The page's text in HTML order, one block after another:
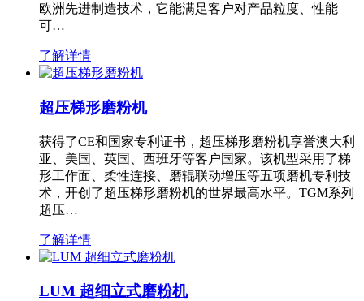
欧洲先进制造技术，它能满足客户对产品粒度、性能
可…
了解详情
超压梯形磨粉机
获得了CE和国家专利证书，超压梯形磨粉机享誉澳大利
亚、美国、英国、西班牙等客户国家。该机型采用了梯
形工作面、柔性连接、磨辊联动增压等五项磨机专利技
术，开创了超压梯形磨粉机的世界最高水平。TGM系列
超压…
了解详情
LUM 超细立式磨粉机